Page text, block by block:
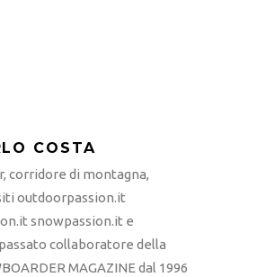
COSTA
corridore di montagna,
outdoorpassion.it
snowpassion.it e
collaboratore della
MAGAZINE dal 1996